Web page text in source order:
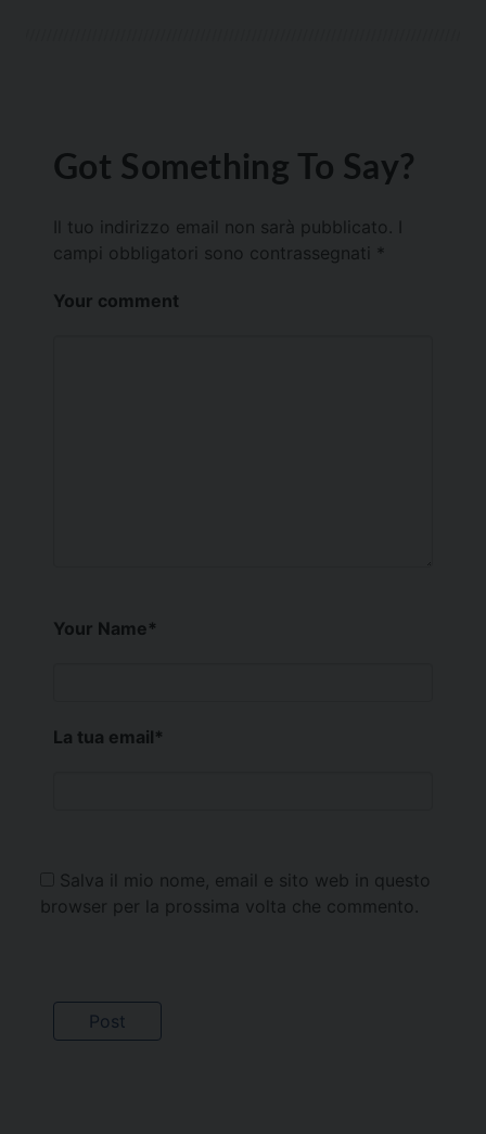
Got Something To Say?
Il tuo indirizzo email non sarà pubblicato.
campi obbligatori sono contrassegnati *
Your comment
Your Name*
La tua email*
Salva il mio nome, email e sito web in questo
browser per la prossima volta che commento.